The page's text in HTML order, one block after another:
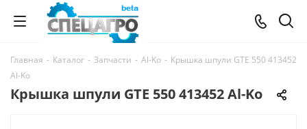
Главная - Каталог - Запчасти - Al-Ko - Крышка шпули GTE 550 413452
Al-Ko
Крышка шпули GTE 550 413452 Al-Ko